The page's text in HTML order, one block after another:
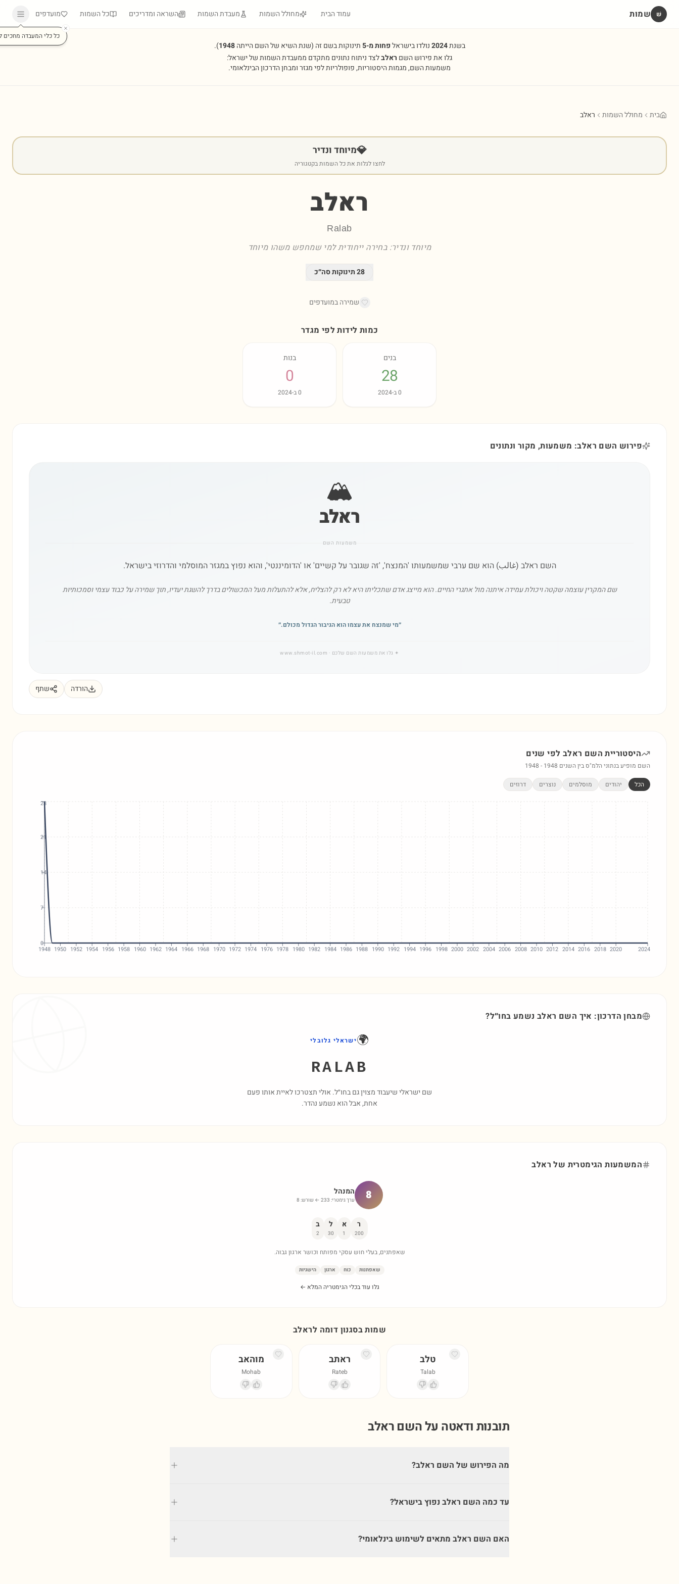
שׁ שמות עמוד הבית מחולל השמות מעבדת השמות השראה ומדריכים כל השמות מועדפים
כל כלי המעבדה מחכים
בשנת2024נולדו בישראלפחות מ-5 תינוקות בשם זה (שנת השיא של השם הייתה1948
).
גלו את פירוש השם ראלבלצד ניתוח נתונים מתקדם ממעבדת השמות של ישראל:
משמעות השם, מגמות היסטוריות, פופולריות לפי מגזר ומבחן הדרכון הבינלאומי.
בית מחולל השמות ראלב
💎מיוחד ונדיר
לחצו לגלות את כל השמות בקטגוריה
ראלב
Ralab
מיוחד ונדיר: בחירה ייחודית למי שמחפש משהו מיוחד
28תינוקות סה״כ
שמירה במועדפים
כמות לידות לפי מגדר
בנים
28
0ב-2024
בנות
0
0ב-2024
פירוש השם ראלב: משמעות, מקור ונתונים
🏔️
ראלב
משמעות השם
השם ראלב (غالب) הוא שם ערבי שמשמעותו 'המנצח', 'זה שגובר על קשיים' או 'הדומיננטי', והוא נפוץ במגזר המוסלמי והדרוזי בישראל.
שם המקרין עוצמה שקטה ויכולת עמידה איתנה מול אתגרי החיים. הוא מייצג אדם שתכליתו היא לא רק להצליח, אלא להתעלות מעל המכשולים בדרך להשגת יעדיו, תוך שמירה על כבוד עצמי וסמכותיות
טבעית.
״מי שמנצח את עצמו הוא הגיבור הגדול מכולם.״
✦ גלו את משמעות השם שלכם · www.shmot-il.com
הורדה שתף
היסטוריית השם ראלב לפי שנים
השם מופיע בנתוני הלמ"ס בין השנים 1948 - 1948
הכל יהודים מוסלמים נוצרים דרוזים
1948 1950 1952 1954 1956 1958 1960 1962 1964 1966 1968 1970 1972 1974 1976 1978 1980 1982 1984 1986 1988 1990 1992 1994 1996 1998 2000 2002 2004 2006 2008 2010 2012 2014 2016 2018 2020 2024
0
7
14
21
28
מבחן הדרכון: איך השם ראלב נשמע בחו״ל?
🌍ישראלי גלובלי
RALAB
שם ישראלי שיעבוד מצוין גם בחו״ל. אולי תצטרכו לאיית אותו פעם
אחת, אבל הוא נשמע נהדר.
המשמעות הגימטרית של ראלב
8 המנהל
ערך גימטרי: 233 ← שורש: 8
ר
200
א
1
ל
30
ב
2
שאפתנים, בעלי חוש עסקי מפותח וכושר ארגון גבוה.
שאפתנות כוח ארגון הישגיות
גלו עוד בכלי הגימטריה המלא ←
שמות בסגנון דומה לראלב
טלב
Talab
ראתב
Rateb
מוהאב
Mohab
תובנות ודאטה על השם ראלב
מה הפירוש של השם ראלב?
עד כמה השם ראלב נפוץ בישראל?
האם השם ראלב מתאים לשימוש בינלאומי?